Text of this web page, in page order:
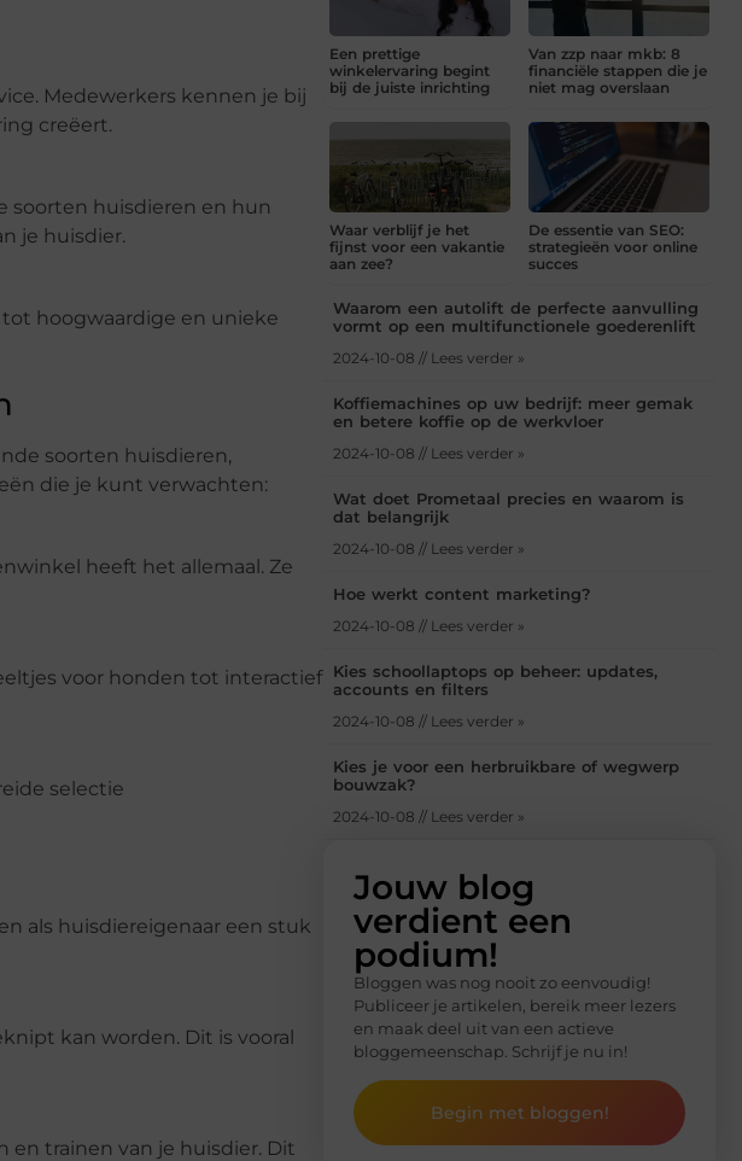
Medewerkers kennen je bij
creëert.
soorten huisdieren en hun
je huisdier.
hoogwaardige en unieke
soorten huisdieren,
die je kunt verwachten:
heeft het allemaal. Ze
voor honden tot interactief
selectie
als huisdiereigenaar een stuk
kan worden. Dit is vooral
trainen van je huisdier. Dit
Een prettige
winkelervaring begint
bij de juiste inrichting
Van zzp naar mkb: 8
financiële stappen die je
niet mag overslaan
Waar verblijf je het
fijnst voor een vakantie
aan zee?
De essentie van SEO:
strategieën voor online
succes
Waarom een autolift de perfecte aanvulling
vormt op een multifunctionele goederenlift
2024-10-08 // Lees verder »
Koffiemachines op uw bedrijf: meer gemak
en betere koffie op de werkvloer
2024-10-08 // Lees verder »
Wat doet Prometaal precies en waarom is
dat belangrijk
2024-10-08 // Lees verder »
Hoe werkt content marketing?
2024-10-08 // Lees verder »
Kies schoollaptops op beheer: updates,
accounts en filters
2024-10-08 // Lees verder »
Kies je voor een herbruikbare of wegwerp
bouwzak?
2024-10-08 // Lees verder »
Jouw blog
verdient een
podium!
Bloggen was nog nooit zo eenvoudig!
Publiceer je artikelen, bereik meer lezers
en maak deel uit van een actieve
bloggemeenschap. Schrijf je nu in!
Begin met bloggen!